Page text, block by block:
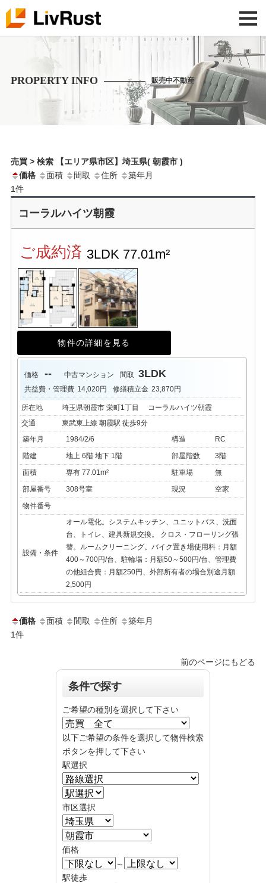
PROPERTY INFO 販売中不動産
売買 > 検索 【エリア県市区】埼玉県( 朝霞市 )
価格
面積 間取 住所
築年月
1件
コーラルハイツ朝霞
ご成約済 3LDK 77.01m²
物件の詳細を見る
価格 -- 中古マンション 間取 3LDK
共益費・管理費 14,020円 修繕積立金 23,870円
所在地
埼玉県朝霞市 栄町1丁目 コーラルハイツ朝霞
交通
東武東上線 朝霞駅 徒歩9分
築年月
1984/2/6 構造
RC
階建
地上 6階 地下 1階 部屋階数
3階
面積
専有 77.01m² 駐車場
無
部屋番号
308号室 現況
空家
物件番号
設備・条件
オール電化。システムキッチン、ユニットバス、洗面
台、トイレ、建具新規交換。 クロス・フローリング張
替。ルームクリーニング。バイク置き場使用料：月額
400～700円/台、駐輪場：月額50～500円/台、管理費
の他組合費：月額250円、外部所有者の場合別途月額
2,500円
価格 面積 間取 住所
築年月
1件
前のページにもどる
条件で探す
ご希望の種別を選択して下さい
以下ご希望の条件を選択して物件検索
ボタンを押して下さい
駅選択
市区選択
価格
～
駅徒歩